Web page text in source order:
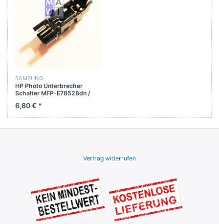
SAMSUNG
HP Photo Unterbrecher
Schalter MFP-E78528dn /
6,80 € *
Vertrag widerrufen